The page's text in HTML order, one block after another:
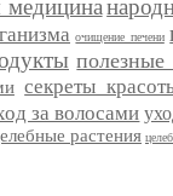
медицина
очищение печени
полезные
секреты
за волосами
растения